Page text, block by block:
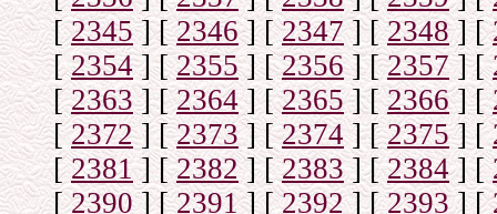
[2345] [2346] [2347] [2348] [
[2354] [2355] [2356] [2357] [
[2363] [2364] [2365] [2366] [
[2372] [2373] [2374 ] [2375] [
[2381] [2382] [2383] [2384] [
[2390] [2391] [2392] [2393] [